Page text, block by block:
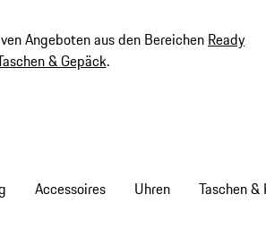
Angeboten aus den Bereichen Ready
& Gepäck.
Accessoires Uhren Taschen &